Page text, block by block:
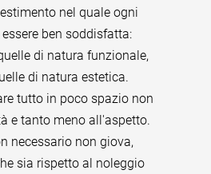
nel quale ogni
ben soddisfatta:
di natura funzionale,
di natura estetica.
tutto in poco spazio non
e tanto meno all'aspetto.
necessario non giova,
sia rispetto al noleggio